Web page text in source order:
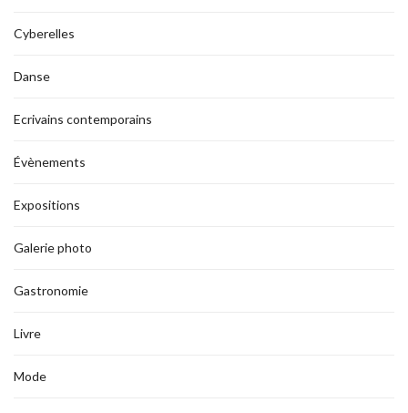
Cyberelles
Danse
Ecrivains contemporains
Évènements
Expositions
Galerie photo
Gastronomie
Livre
Mode